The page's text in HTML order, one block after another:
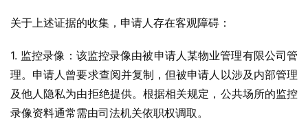
关于上述证据的收集，申请人存在客观障碍：
1. 监控录像：该监控录像由被申请人某物业管理有限公司管
理。申请人曾要求查阅并复制，但被申请人以涉及内部管理
及他人隐私为由拒绝提供。根据相关规定，公共场所的监控
录像资料通常需由司法机关依职权调取。